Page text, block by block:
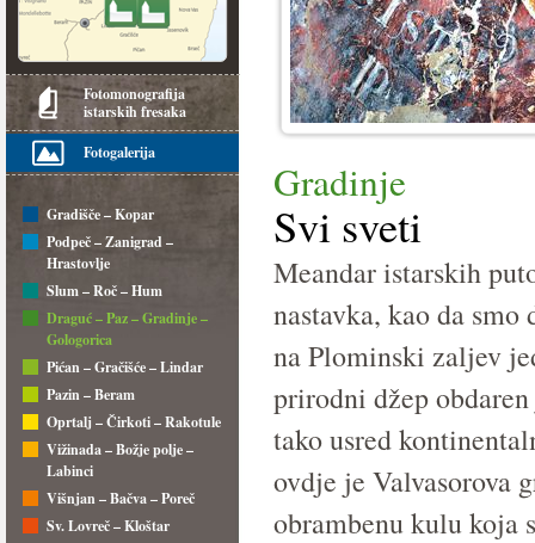
Fotomonografija
istarskih fresaka
Fotogalerija
Gradišče – Kopar
Podpeč – Zanigrad –
Hrastovlje
Slum – Roč – Hum
Draguć – Paz – Gradinje –
Gologorica
Pićan – Gračišće – Lindar
Pazin – Beram
Oprtalj – Čirkoti – Rakotule
Vižinada – Božje polje –
Labinci
Višnjan – Bačva – Poreč
Sv. Lovreč – Kloštar
Gradinje
Svi sveti
Meandar istarskih
nastavka, kao da smo
na Plominski zaljev
prirodni džep
tako usred
ovdje je Valvasorova
obrambenu kulu koja